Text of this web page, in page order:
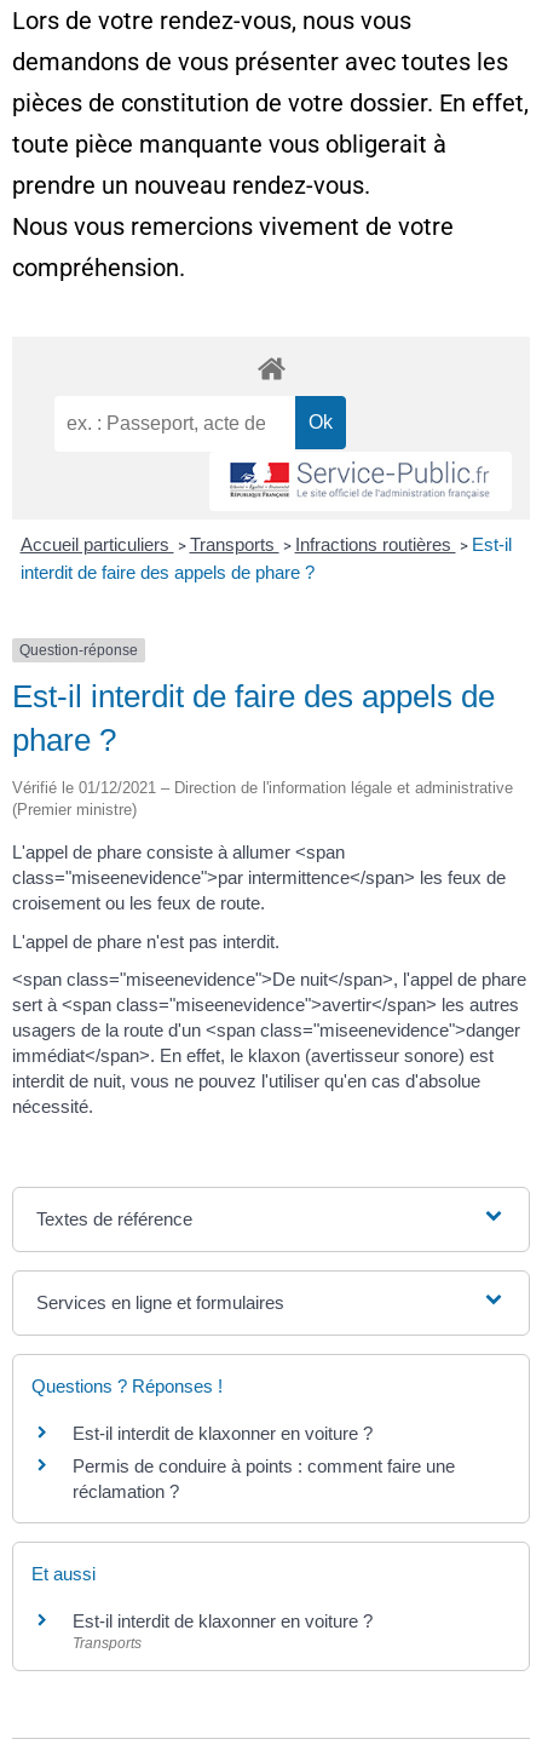
Lors de votre rendez-vous, nous vous
demandons de vous présenter avec toutes les
pièces de constitution de votre dossier. En effet,
toute pièce manquante vous obligerait à
prendre un nouveau rendez-vous.
Nous vous remercions vivement de votre
compréhension.
Accueil particuliers > Transports > Infractions routières > Est-il
interdit de faire des appels de phare ?
Question-réponse
Est-il interdit de faire des appels de
phare ?
Vérifié le 01/12/2021 – Direction de l'information légale et administrative
(Premier ministre)
L'appel de phare consiste à allumer <span
class="miseenevidence">par intermittence</span> les feux de
croisement ou les feux de route.
L'appel de phare n'est pas interdit.
<span class="miseenevidence">De nuit</span>, l'appel de phare
sert à <span class="miseenevidence">avertir</span> les autres
usagers de la route d'un <span class="miseenevidence">danger
immédiat</span>. En effet, le klaxon (avertisseur sonore) est
interdit de nuit, vous ne pouvez l'utiliser qu'en cas d'absolue
nécessité.
Textes de référence
Services en ligne et formulaires
Questions ? Réponses !
Est-il interdit de klaxonner en voiture ?
Permis de conduire à points : comment faire une
réclamation ?
Et aussi
Est-il interdit de klaxonner en voiture ?
Transports